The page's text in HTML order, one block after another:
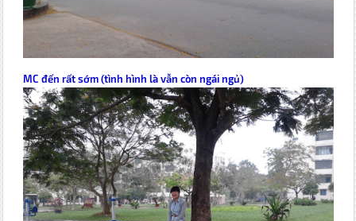
MC đến rất sớm (tình hình là vẫn còn ngái ngủ)